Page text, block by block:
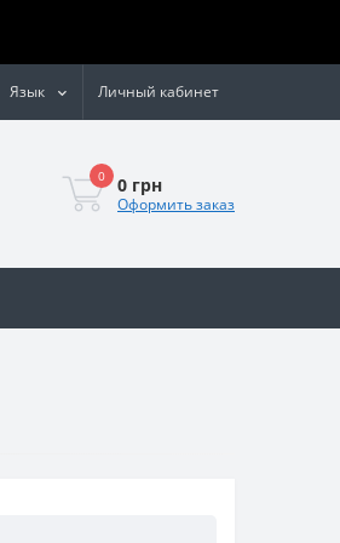
Язык Личный кабинет
0 0 грн
Оформить заказ